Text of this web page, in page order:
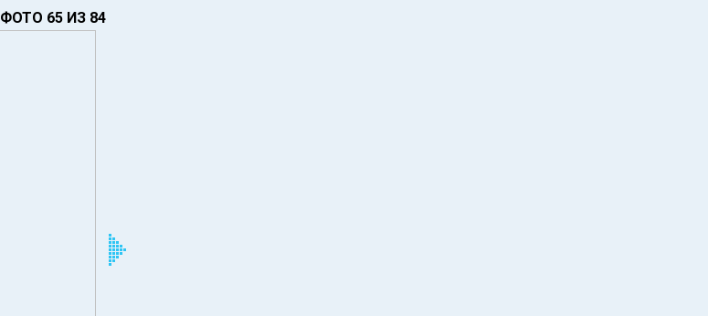
ФОТО 65 ИЗ 84